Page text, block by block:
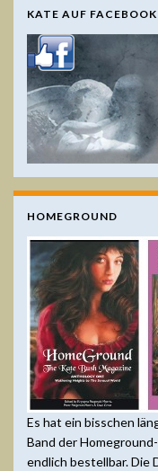
KATE AUF FACEBOOK
HOMEGROUND
Es hat ein bisschen
Band der
endlich bestellbar. Die